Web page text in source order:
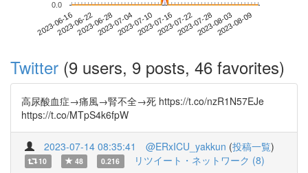
2023-06-162023-06-222023-06-282023-07-042023-07-102023-07-162023-07-222023-07-282023-08-032023-08-09
0.0
Twitter (9 users, 9 posts, 46 favorites)
高尿酸血症→痛風→腎不全→死 https://t.co/nzR1N57EJe
https://t.co/MTpS4k6fpW
2023-07-14 08:35:41 @ERxICU_yakkun (投稿一覧)
10 48 0.216 リツイート・ネットワーク (8)